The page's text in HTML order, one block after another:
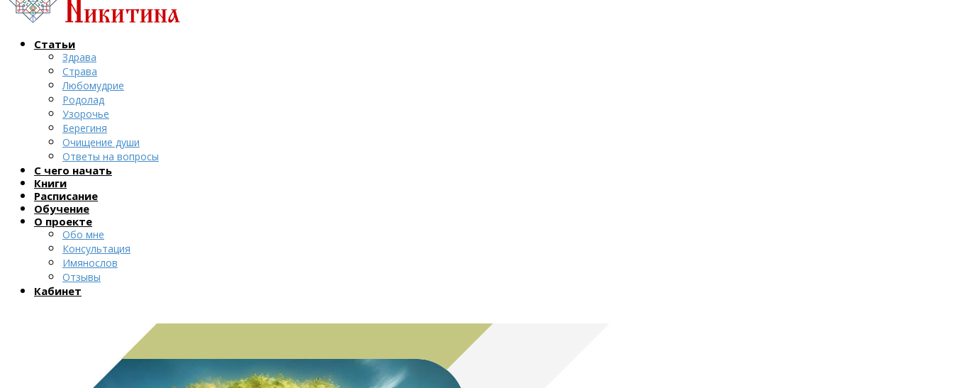
Статьи
Здрава
Страва
Любомудрие
Родолад
Узорочье
Берегиня
Очищение души
Ответы на вопросы
С чего начать
Книги
Расписание
Обучение
О проекте
Обо мне
Консультация
Имянослов
Отзывы
Кабинет